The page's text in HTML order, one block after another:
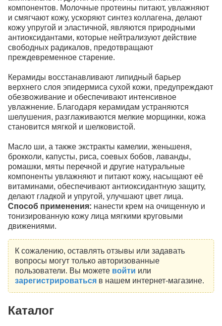
компонентов. Молочные протеины питают, увлажняют
и смягчают кожу, ускоряют синтез коллагена, делают
кожу упругой и эластичной, являются природными
антиоксидантами, которые нейтрализуют действие
свободных радикалов, предотвращают
преждевременное старение.
Керамиды восстанавливают липидный барьер
верхнего слоя эпидермиса сухой кожи, предупреждают
обезвоживание и обеспечивают интенсивное
увлажнение. Благодаря керамидам устраняются
шелушения, разглаживаются мелкие морщинки, кожа
становится мягкой и шелковистой.
Масло ши, а также экстракты камелии, женьшеня,
брокколи, капусты, риса, соевых бобов, лаванды,
ромашки, мяты перечной и другие натуральные
компоненты увлажняют и питают кожу, насыщают её
витаминами, обеспечивают антиоксидантную защиту,
делают гладкой и упругой, улучшают цвет лица.
Способ применения: нанести крем на очищенную и
тонизированную кожу лица мягкими круговыми
движениями.
К сожалению, оставлять отзывы или задавать
вопросы могут только авторизованные
пользователи. Вы можете войти или
зарегистрироватьсяв нашем интернет-магазине.
Каталог